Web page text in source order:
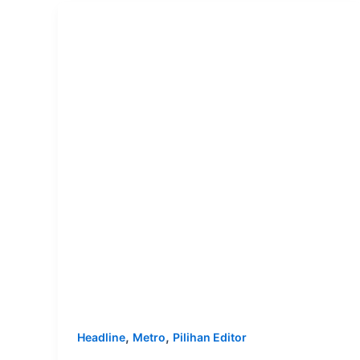
Headline, Metro, Pilihan Editor